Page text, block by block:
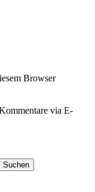
Browser
via E-